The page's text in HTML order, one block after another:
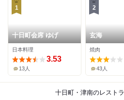
1
十日町会席 ゆげ
日本料理
3.53
13人
2
玄海
焼肉
43人
十日町・津南のレスト